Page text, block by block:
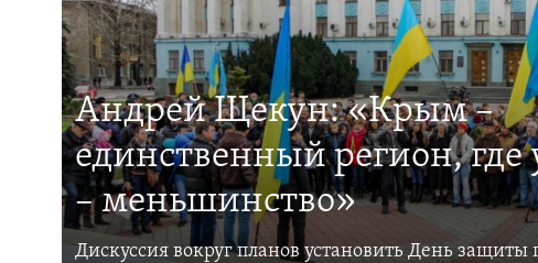
Андрей Щекун: «Крым –
единственный регион,
– меньшинство»
Дискуссия вокруг планов установить День защиты